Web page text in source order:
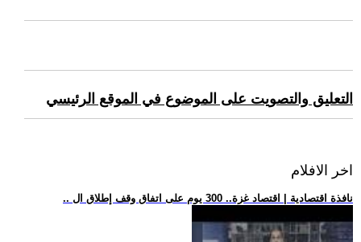
التعليق والتصويت على الموضوع في الموقع الرئيسي
اخر الافلام
.. نافذة اقتصادية | اقتصاد غزة.. 300 يوم على اتفاق وقف إطلاق ال